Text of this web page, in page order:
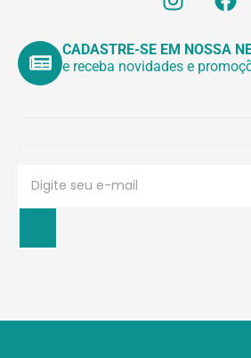
CADASTRE-SE EM NOSSA
e receba novidades e